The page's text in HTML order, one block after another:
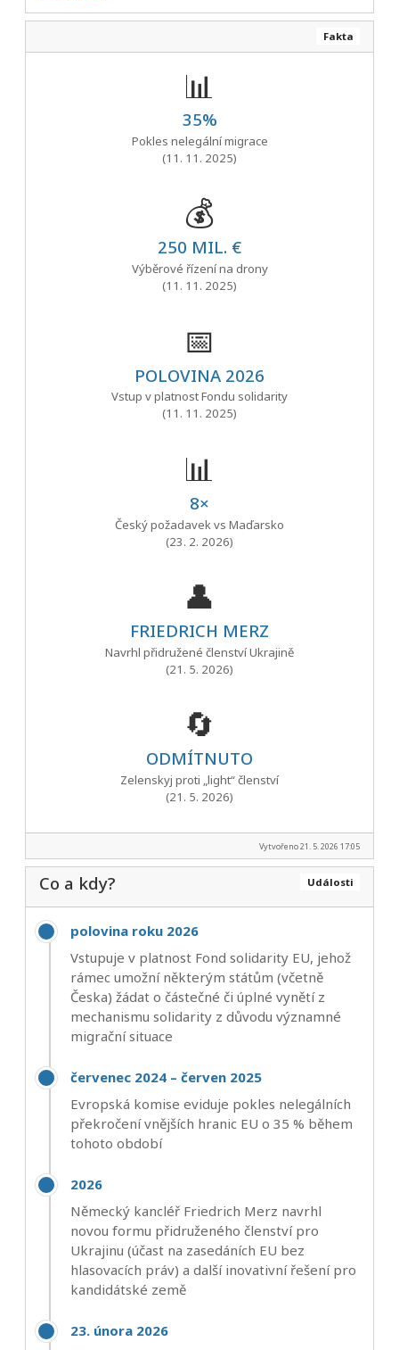
Fakta
📊
35%
Pokles nelegální migrace
(11. 11. 2025)
💰
250 MIL. €
Výběrové řízení na drony
(11. 11. 2025)
📅
POLOVINA 2026
Vstup v platnost Fondu solidarity
(11. 11. 2025)
📊
8×
Český požadavek vs Maďarsko
(23. 2. 2026)
👤
FRIEDRICH MERZ
Navrhl přidružené členství Ukrajině
(21. 5. 2026)
🔄
ODMÍTNUTO
Zelenskyj proti „light“ členství
(21. 5. 2026)
Vytvořeno 21. 5. 2026 17:05
Události
Co a kdy?
polovina roku 2026
Vstupuje v platnost Fond solidarity EU, jehož
rámec umožní některým státům (včetně
Česka) žádat o částečné či úplné vynětí z
mechanismu solidarity z důvodu významné
migrační situace
červenec 2024 – červen 2025
Evropská komise eviduje pokles nelegálních
překročení vnějších hranic EU o 35 % během
tohoto období
2026
Německý kancléř Friedrich Merz navrhl
novou formu přidruženého členství pro
Ukrajinu (účast na zasedáních EU bez
hlasovacích práv) a další inovativní řešení pro
kandidátské země
23. února 2026